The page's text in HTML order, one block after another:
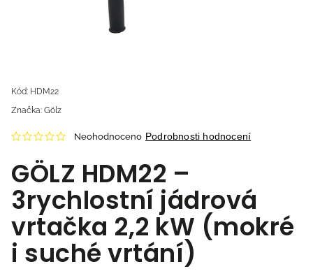
Kód: HDM22
Neohodnoceno Podrobnosti hodnocení
GÖLZ HDM22 –
3rychlostní jádrová
vrtačka 2,2 kW (mokré
i suché vrtání)
Značka: Gölz